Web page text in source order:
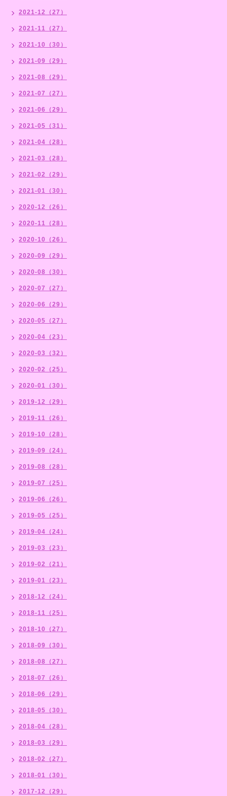
2021-12（27）
2021-11（27）
2021-10（30）
2021-09（29）
2021-08（29）
2021-07（27）
2021-06（29）
2021-05（31）
2021-04（28）
2021-03（28）
2021-02（29）
2021-01（30）
2020-12（26）
2020-11（28）
2020-10（26）
2020-09（29）
2020-08（30）
2020-07（27）
2020-06（29）
2020-05（27）
2020-04（23）
2020-03（32）
2020-02（25）
2020-01（30）
2019-12（29）
2019-11（26）
2019-10（28）
2019-09（24）
2019-08（28）
2019-07（25）
2019-06（26）
2019-05（25）
2019-04（24）
2019-03（23）
2019-02（21）
2019-01（23）
2018-12（24）
2018-11（25）
2018-10（27）
2018-09（30）
2018-08（27）
2018-07（26）
2018-06（29）
2018-05（30）
2018-04（28）
2018-03（29）
2018-02（27）
2018-01（30）
2017-12（29）